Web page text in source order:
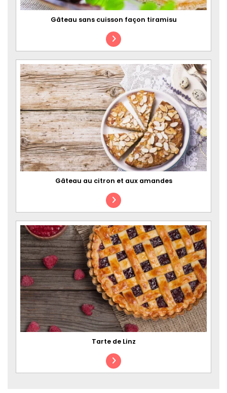
Gâteau sans cuisson façon tiramisu
Gâteau au citron et aux amandes
Tarte de Linz